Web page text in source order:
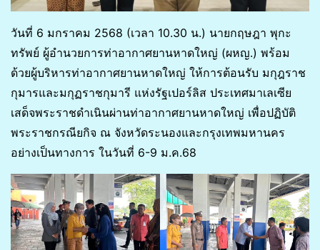
วันที่ 6 มกราคม 2568 (เวลา 10.30 น.) นายกฤษฎา พุกะ
ทรัพย์ ผู้อำนวยการท่าอากาศยานหาดใหญ่ (ผหญ.) พร้อม
ด้วยผู้บริหารท่าอากาศยานหาดใหญ่ ให้การต้อนรับ มกุฎราช
กุมารและมกุฏราชกุมารี แห่งรัฐเปอร์ลิส ประเทศมาเลเซีย
เสด็จพระราชดำเนินผ่านท่าอากาศยานหาดใหญ่ เพื่อปฏิบัติ
พระราชกรณียกิจ ณ จังหวัดระนองและกรุงเทพมหานคร
อย่างเป็นทางการ ในวันที่ 6-9 ม.ค.68